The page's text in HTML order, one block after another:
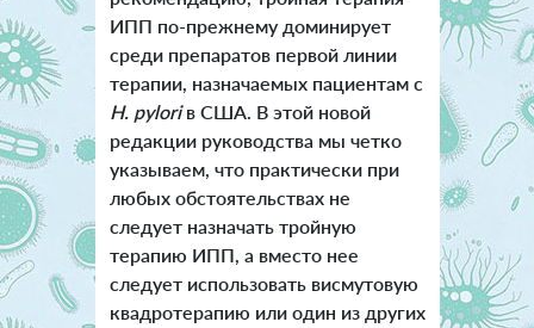
ИПП по-прежнему доминирует
среди препаратов первой линии
терапии, назначаемых пациентам с
H. pyloriв США. В этой новой
редакции руководства мы четко
указываем, что практически при
любых обстоятельствах не
следует назначать тройную
терапию ИПП, а вместо нее
следует использовать висмутовую
квадротерапию или один из других